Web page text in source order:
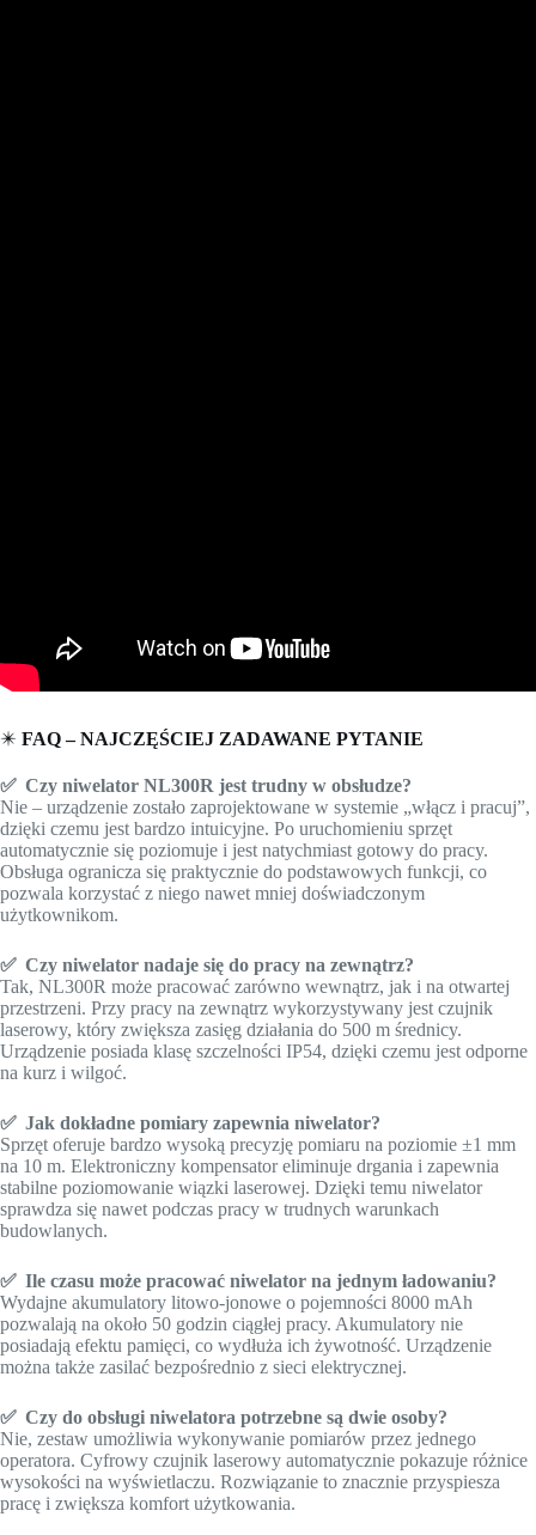
✴️ FAQ – NAJCZĘŚCIEJ ZADAWANE PYTANIE
✅ Czy niwelator NL300R jest trudny w obsłudze?
Nie – urządzenie zostało zaprojektowane w systemie „włącz i pracuj”,
dzięki czemu jest bardzo intuicyjne. Po uruchomieniu sprzęt
automatycznie się poziomuje i jest natychmiast gotowy do pracy.
Obsługa ogranicza się praktycznie do podstawowych funkcji, co
pozwala korzystać z niego nawet mniej doświadczonym
użytkownikom.
✅ Czy niwelator nadaje się do pracy na zewnątrz?
Tak, NL300R może pracować zarówno wewnątrz, jak i na otwartej
przestrzeni. Przy pracy na zewnątrz wykorzystywany jest czujnik
laserowy, który zwiększa zasięg działania do 500 m średnicy.
Urządzenie posiada klasę szczelności IP54, dzięki czemu jest odporne
na kurz i wilgoć.
✅ Jak dokładne pomiary zapewnia niwelator?
Sprzęt oferuje bardzo wysoką precyzję pomiaru na poziomie ±1 mm
na 10 m. Elektroniczny kompensator eliminuje drgania i zapewnia
stabilne poziomowanie wiązki laserowej. Dzięki temu niwelator
sprawdza się nawet podczas pracy w trudnych warunkach
budowlanych.
✅ Ile czasu może pracować niwelator na jednym ładowaniu?
Wydajne akumulatory litowo-jonowe o pojemności 8000 mAh
pozwalają na około 50 godzin ciągłej pracy. Akumulatory nie
posiadają efektu pamięci, co wydłuża ich żywotność. Urządzenie
można także zasilać bezpośrednio z sieci elektrycznej.
✅ Czy do obsługi niwelatora potrzebne są dwie osoby?
Nie, zestaw umożliwia wykonywanie pomiarów przez jednego
operatora. Cyfrowy czujnik laserowy automatycznie pokazuje różnice
wysokości na wyświetlaczu. Rozwiązanie to znacznie przyspiesza
pracę i zwiększa komfort użytkowania.